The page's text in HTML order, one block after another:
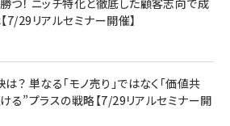
7/29リアルセミナー開催】
？ 単なる「モノ売り」ではなく「価値共
る”プラスの戦略【7/29リアルセミナー開